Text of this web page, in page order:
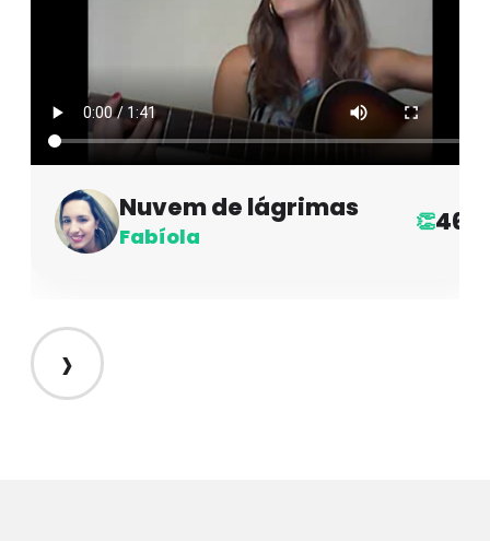
Nuvem de lágrimas
Fabíola
👏46
›